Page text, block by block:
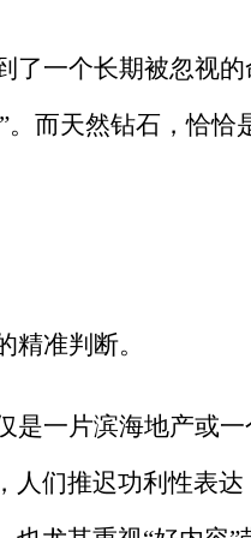
了一个长期被忽视的
而天然钻石，恰恰
准判断。
是一片滨海地产或一
人们推迟功利性表达